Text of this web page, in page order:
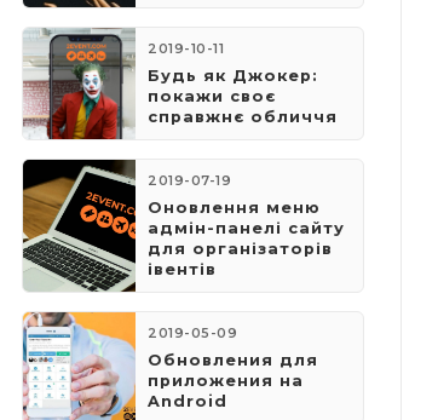
2019-10-11
Будь як Джокер:
покажи своє
справжнє обличчя
2019-07-19
Оновлення меню
адмін-панелі сайту
для організаторів
івентів
2019-05-09
​Обновления для
приложения на
Android